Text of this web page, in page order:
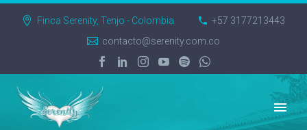
Finca Serenity, Tenjo - Colombia
+57 3177213443
contacto@serenity.com.co